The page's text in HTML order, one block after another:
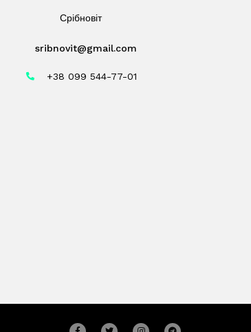
Срібновіт
sribnovit@gmail.com
+38 099 544-77-01